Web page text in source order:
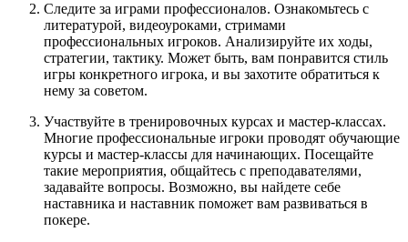
Следите за играми профессионалов. Ознакомьтесь с
литературой, видеоуроками, стримами
профессиональных игроков. Анализируйте их ходы,
стратегии, тактику. Может быть, вам понравится стиль
игры конкретного игрока, и вы захотите обратиться к
нему за советом.
Участвуйте в тренировочных курсах и мастер-классах.
Многие профессиональные игроки проводят обучающие
курсы и мастер-классы для начинающих. Посещайте
такие мероприятия, общайтесь с преподавателями,
задавайте вопросы. Возможно, вы найдете себе
наставника и наставник поможет вам развиваться в
покере.